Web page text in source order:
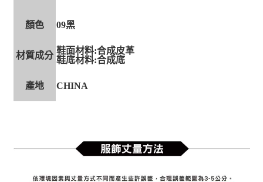
顏色 09黑
材質成分 鞋面材料:合成皮革
鞋底材料:合成底
產地 CHINA